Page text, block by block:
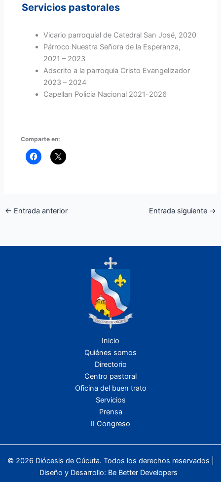
Servicios pastorales
Vicario parroquial de Catedral San José, 2020
Párroco Nuestra Señora de la Esperanza,
2021 – 2023
Adscrito a la parroquia Cristo Evangelizador
2023 – 2024
Capellan Policia Nacional 2021-2026
Comparte en:
← Entrada anterior Entrada siguiente →
Inicio
Quiénes somos
Directorio
Centro pastoral
Oficina del buen trato
Servicios
Prensa
II Congreso
© 2026 Diócesis de Cúcuta. Todos los derechos reservados |
Diseño y Desarrollo: Be Better Developers